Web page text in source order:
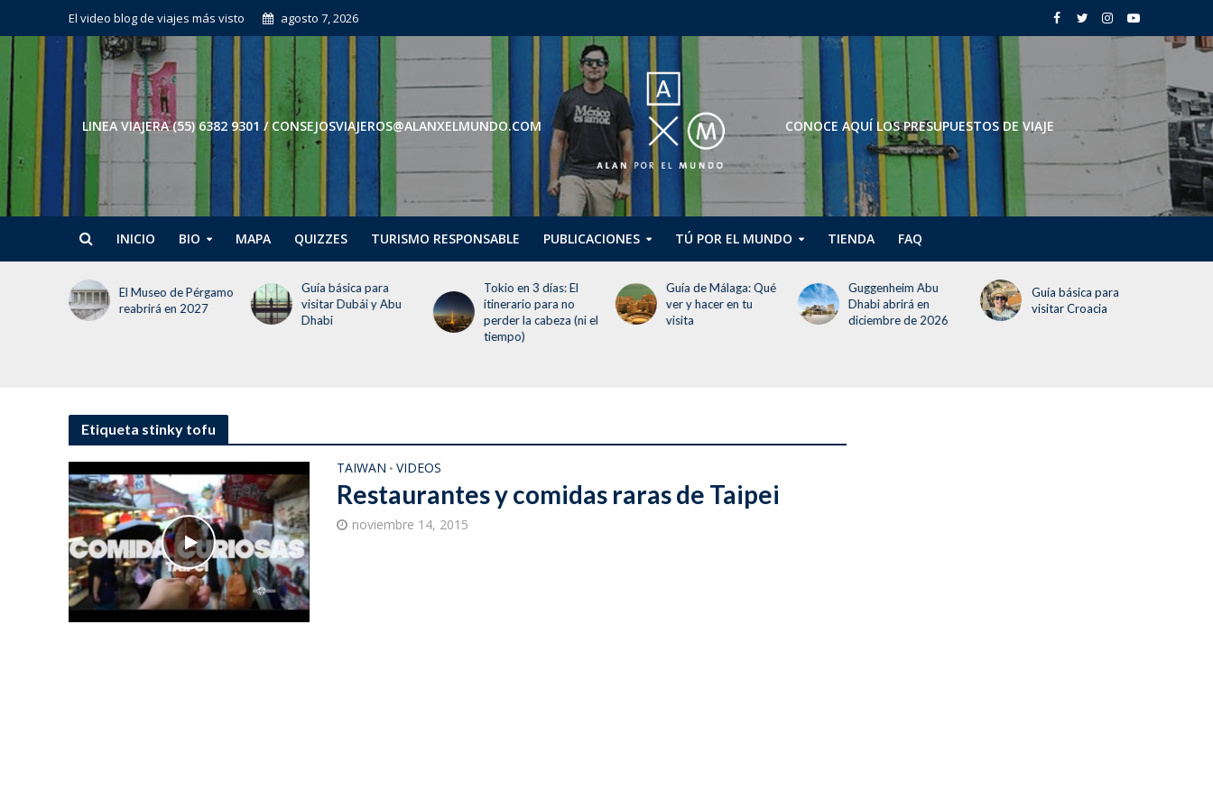
El video blog de viajes más visto agosto 7, 2026
LINEA VIAJERA (55) 6382 9301 / CONSEJOSVIAJEROS@ALANXELMUNDO.COM CONOCE AQUÍ LOS PRESUPUESTOS DE VIAJE
INICIO BIO MAPA QUIZZES TURISMO RESPONSABLE PUBLICACIONES TÚ POR EL MUNDO TIENDA FAQ
El Museo de Pérgamo
reabrirá en 2027
Guía básica para
visitar Dubái y Abu
Dhabi
Tokio en 3 días: El
itinerario para no
perder la cabeza (ni el
tiempo)
Guía de Málaga: Qué
ver y hacer en tu
visita
Guggenheim Abu
Dhabi abrirá en
diciembre de 2026
Guía básica para
visitar Croacia
Etiqueta stinky tofu
TAIWAN • VIDEOS
Restaurantes y comidas raras de Taipei
noviembre 14, 2015